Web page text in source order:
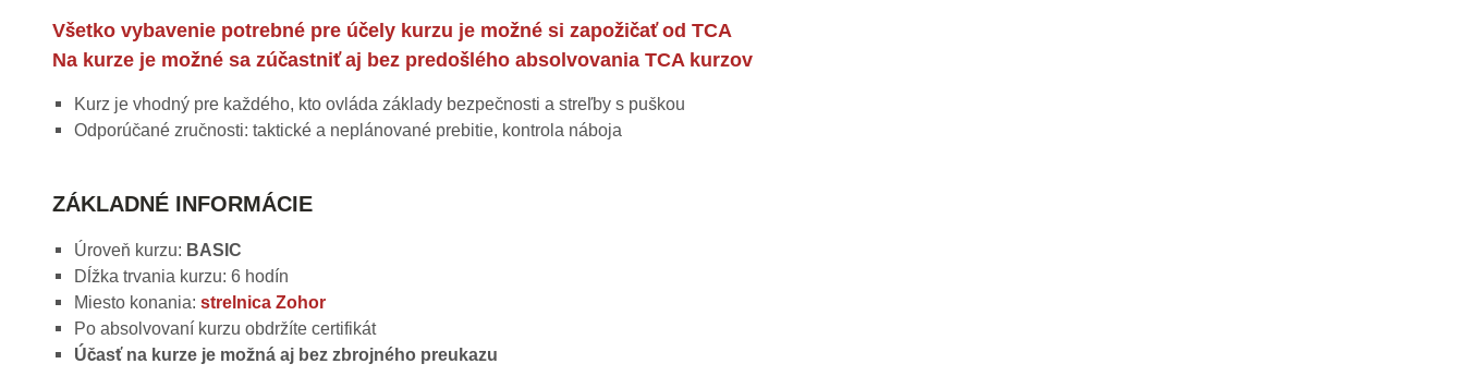
Všetko vybavenie potrebné pre účely kurzu je možné si zapožičať od TCA
Na kurze je možné sa zúčastniť aj bez predošlého absolvovania TCA kurzov
Kurz je vhodný pre každého, kto ovláda základy bezpečnosti a streľby s puškou
Odporúčané zručnosti: taktické a neplánované prebitie, kontrola náboja
ZÁKLADNÉ INFORMÁCIE
Úroveň kurzu: BASIC
Dĺžka trvania kurzu: 6 hodín
Miesto konania: strelnica Zohor
Po absolvovaní kurzu obdržíte certifikát
Účasť na kurze je možná aj bez zbrojného preukazu